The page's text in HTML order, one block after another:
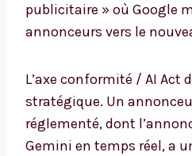
publicitaire » où Google
annonceurs vers le
L’axe conformité / AI Act
stratégique. Un
réglementé, dont
Gemini en temps réel, a